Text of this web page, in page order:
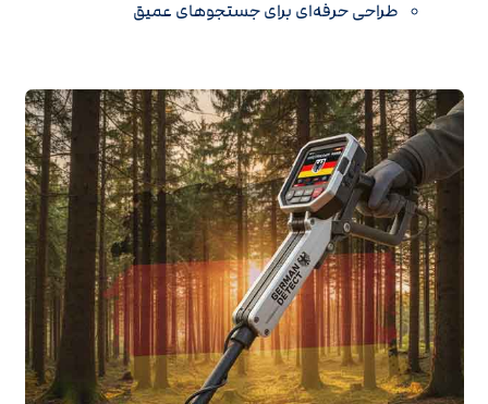
طراحی حرفه‌ای برای جستجوهای عمیق